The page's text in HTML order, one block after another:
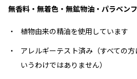
無香料・無着色・無鉱物油・パラベン
・ 植物由来の精油を使用しています
・
アレルギーテスト済み（すべての
いうわけではありません）